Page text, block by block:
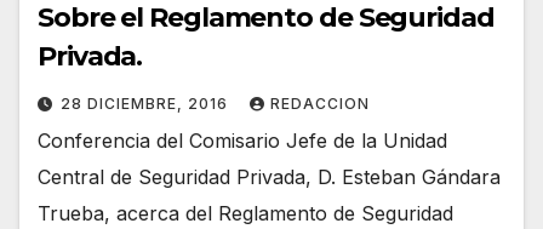
Sobre el Reglamento de Seguridad
Privada.
28 DICIEMBRE, 2016 REDACCION
Conferencia del Comisario Jefe de la Unidad
Central de Seguridad Privada, D. Esteban Gándara
Trueba, acerca del Reglamento de Seguridad